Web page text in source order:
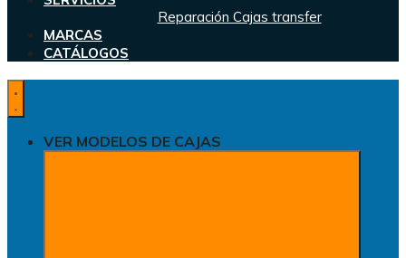
Reparación Cajas transfer
MARCAS
CATÁLOGOS
VER MODELOS DE CAJAS